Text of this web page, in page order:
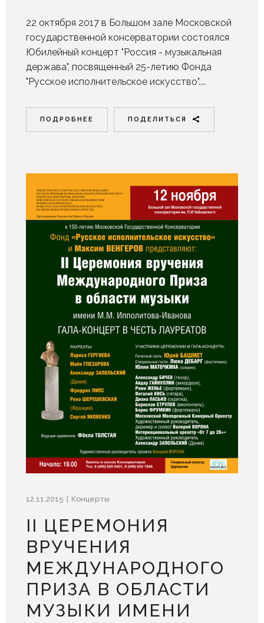
22 октября 2017 в Большом зале Московской
государственной консерватории состоялся
Юбилейный концерт "Россия - музыкальная
держава", посвященный 25-летию Фонда
"Русское исполнительское искусство"....
ПОДРОБНЕЕ ПОДЕЛИТЬСЯ
12.11.2015 Концерты
II ЦЕРЕМОНИЯ
ВРУЧЕНИЯ
МЕЖДУНАРОДНОГО
ПРИЗА В ОБЛАСТИ
МУЗЫКИ ИМЕНИ